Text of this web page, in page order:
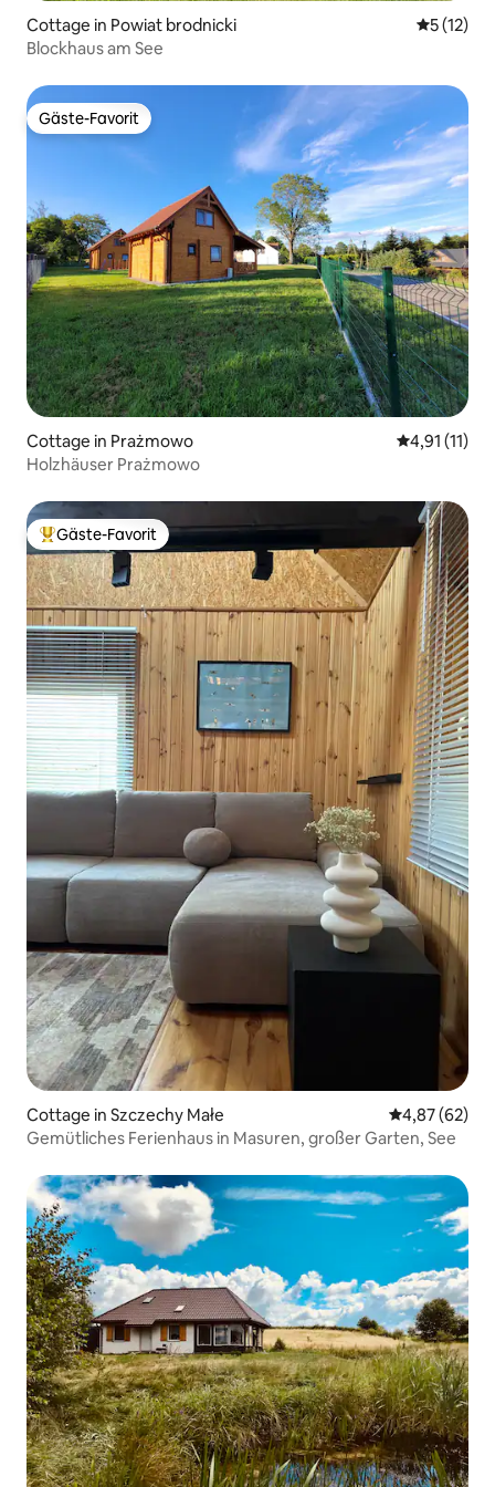
Cottage in Powiat brodnicki
5 (12)
Blockhaus am See
Gäste-Favorit
Gäste-Favorit
Cottage in Prażmowo
4,91 (11)
Holzhäuser Prażmowo
Beliebter Gäste-Favorit.
Gäste-Favorit
Cottage in Szczechy Małe
4,87 (62)
Gemütliches Ferienhaus in Masuren, großer Garten, See